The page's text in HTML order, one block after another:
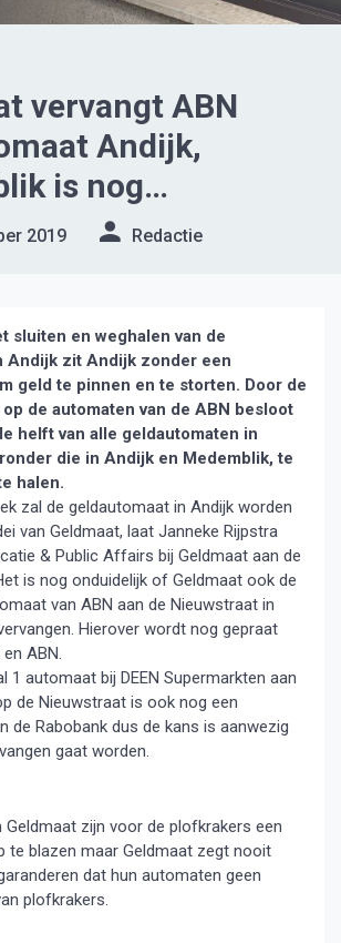
vervangt ABN
Andijk,
is nog
2019 Redactie
sluiten en weghalen van de
Andijk zit Andijk zonder een
geld te pinnen en te storten. Door de
de automaten van de ABN besloot
helft van alle geldautomaten in
die in Andijk en Medemblik, te
halen.
zal de geldautomaat in Andijk worden
van Geldmaat, laat Janneke Rijpstra
& Public Affairs bij Geldmaat aan de
is nog onduidelijk of Geldmaat ook de
van ABN aan de Nieuwstraat in
Hierover wordt nog gepraat
ABN.
1 automaat bij DEEN Supermarkten aan
de Nieuwstraat is ook nog een
de Rabobank dus de kans is aanwezig
gaat worden.
Geldmaat zijn voor de plofkrakers een
te blazen maar Geldmaat zegt nooit
dat hun automaten geen
plofkrakers.